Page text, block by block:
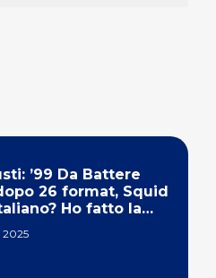
’99 Da Battere
26 format, Squid
Ho fatto la
2025